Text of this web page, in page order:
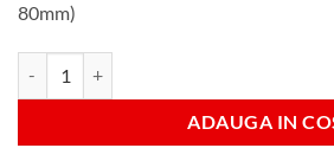
80mm)
ADAUGA IN